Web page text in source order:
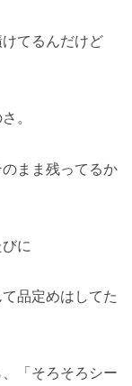
てるんだけど
。
まま残ってるか
に
品定めはしてた
「そろそろシー